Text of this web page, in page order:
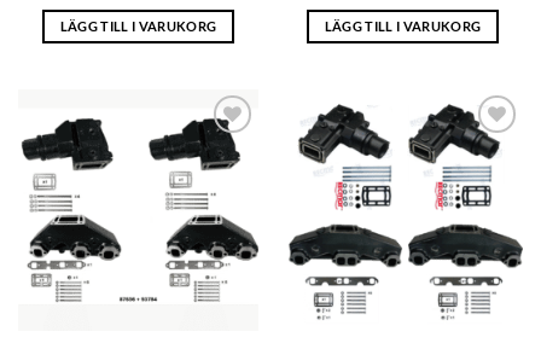
LÄGG TILL I VARUKORG LÄGG TILL I VARUKORG
AJOUTER
À LA
LISTE
D’ENVIES
AJOUTER
À LA
LISTE
D’ENVIES